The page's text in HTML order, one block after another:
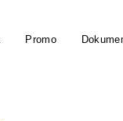
Promo